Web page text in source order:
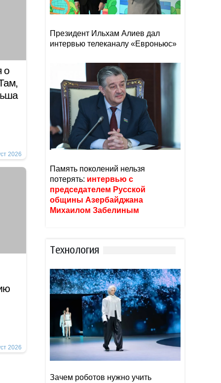
о
2026
2026
Президент Ильхам Алиев дал
интервью телеканалу «Евроньюс»
Память поколений нельзя
потерять: интервью с
председателем Русской
общины Азербайджана
Михаилом Забелиным
Тexнoлoгия
Зачем роботов нужно учить